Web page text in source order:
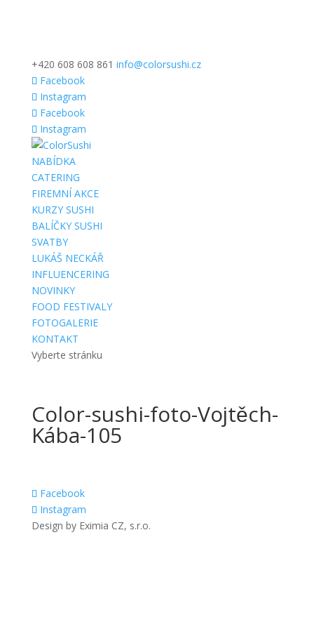
+420 608 608 861 info@colorsushi.cz
Facebook
Instagram
Facebook
Instagram
NABÍDKA
CATERING
FIREMNÍ AKCE
KURZY SUSHI
BALÍČKY SUSHI
SVATBY
LUKÁŠ NECKÁŘ
INFLUENCERING
NOVINKY
FOOD FESTIVALY
FOTOGALERIE
KONTAKT
Vyberte stránku
Color-sushi-foto-Vojtěch-
Kába-105
Facebook
Instagram
Design by Eximia CZ, s.r.o.